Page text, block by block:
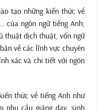
tạo những kiến thức về
của ngôn ngữ tiếng Anh;
thuật dịch thuật, vốn ngữ
về các lĩnh vực chuyên
xác và chi tiết với ngôn
thức về tiếng Anh như
nhu cầu giảng dạy, sinh